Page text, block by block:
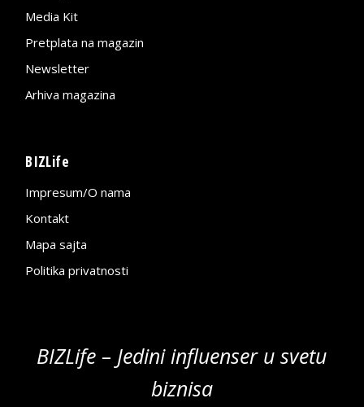
Media Kit
Pretplata na magazin
Newsletter
Arhiva magazina
BIZLife
Impresum/O nama
Kontakt
Mapa sajta
Politika privatnosti
BIZLife – Jedini influenser u svetu
biznisa